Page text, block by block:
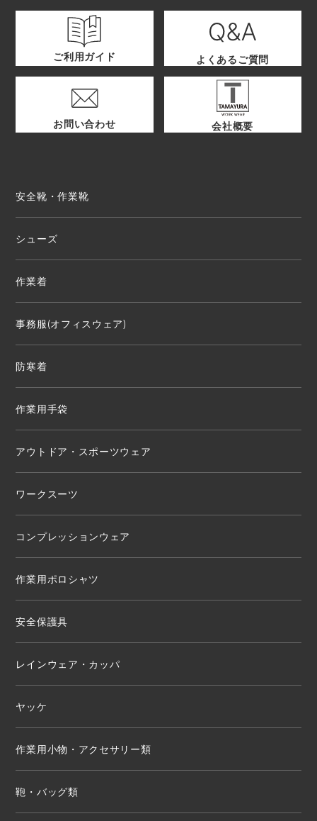
ご利用ガイド よくあるご質問
お問い合わせ 会社概要
安全靴・作業靴
シューズ
作業着
事務服(オフィスウェア)
防寒着
作業用手袋
アウトドア・スポーツウェア
ワークスーツ
コンプレッションウェア
作業用ポロシャツ
安全保護具
レインウェア・カッパ
ヤッケ
作業用小物・アクセサリー類
鞄・バッグ類